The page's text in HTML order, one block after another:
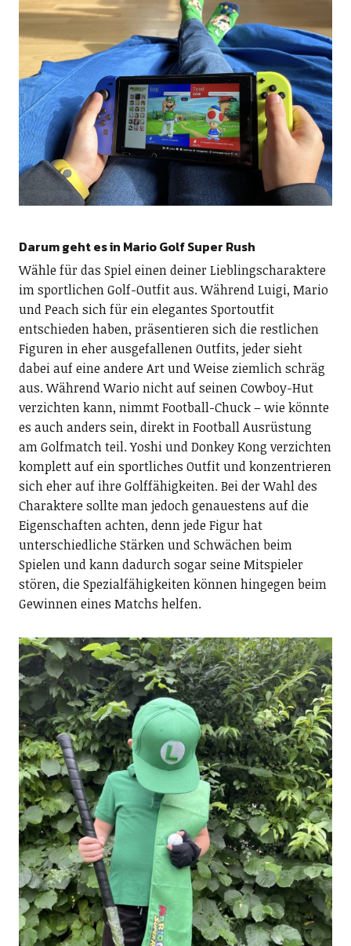
Darum geht es in Mario Golf Super Rush
Wähle für das Spiel einen deiner Lieblingscharaktere
im sportlichen Golf-Outfit aus. Während Luigi, Mario
und Peach sich für ein elegantes Sportoutfit
entschieden haben, präsentieren sich die restlichen
Figuren in eher ausgefallenen Outfits, jeder sieht
dabei auf eine andere Art und Weise ziemlich schräg
aus. Während Wario nicht auf seinen Cowboy-Hut
verzichten kann, nimmt Football-Chuck – wie könnte
es auch anders sein, direkt in Football Ausrüstung
am Golfmatch teil. Yoshi und Donkey Kong verzichten
komplett auf ein sportliches Outfit und konzentrieren
sich eher auf ihre Golffähigkeiten. Bei der Wahl des
Charaktere sollte man jedoch genauestens auf die
Eigenschaften achten, denn jede Figur hat
unterschiedliche Stärken und Schwächen beim
Spielen und kann dadurch sogar seine Mitspieler
stören, die Spezialfähigkeiten können hingegen beim
Gewinnen eines Matchs helfen.